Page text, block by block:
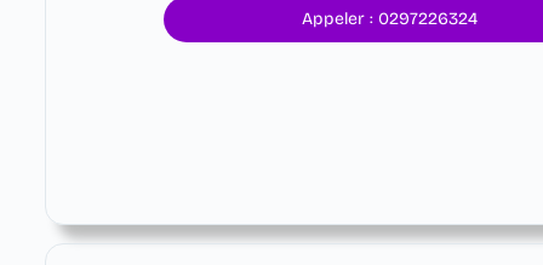
Appeler : 0297226324